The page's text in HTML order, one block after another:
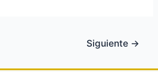
Siguiente →